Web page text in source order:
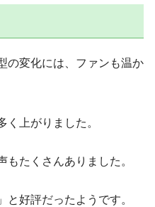
の変化には、ファンも温か
く上がりました。
もたくさんありました。
好評だったようです。